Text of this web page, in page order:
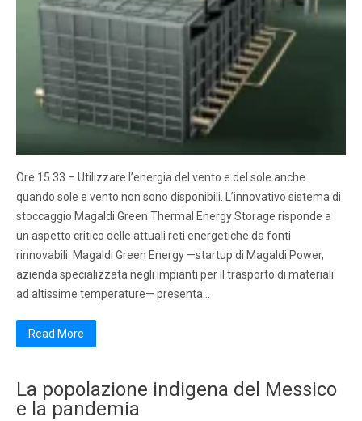
Ore 15.33 – Utilizzare l’energia del vento e del sole anche
quando sole e vento non sono disponibili. L’innovativo sistema di
stoccaggio Magaldi Green Thermal Energy Storage risponde a
un aspetto critico delle attuali reti energetiche da fonti
rinnovabili. Magaldi Green Energy —startup di Magaldi Power,
azienda specializzata negli impianti per il trasporto di materiali
ad altissime temperature— presenta…
Read More
La popolazione indigena del Messico
e la pandemia